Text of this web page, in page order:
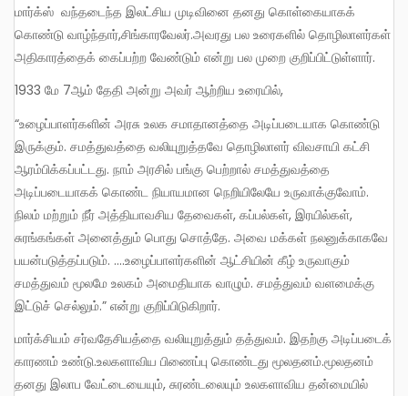
மார்க்ஸ் வந்தடைந்த இலட்சிய முடிவினை தனது கொள்கையாகக்
கொண்டு வாழ்ந்தார்,சிங்காரவேலர்.அவரது பல உரைகளில் தொழிலாளர்கள்
அதிகாரத்தைக் கைப்பற்ற வேண்டும் என்று பல முறை குறிப்பிட்டுள்ளார்.
1933 மே 7ஆம் தேதி அன்று அவர் ஆற்றிய உரையில்,
“உழைப்பாளர்களின் அரசு உலக சமாதானத்தை அடிப்படையாக கொண்டு
இருக்கும். சமத்துவத்தை வலியுறுத்தவே தொழிலாளர் விவசாயி கட்சி
ஆரம்பிக்கப்பட்டது. நாம் அரசில் பங்கு பெற்றால் சமத்துவத்தை
அடிப்படையாகக் கொண்ட நியாயமான நெறியிலேயே உருவாக்குவோம்.
நிலம் மற்றும் நீர் அத்தியாவசிய தேவைகள், கப்பல்கள், இரயில்கள்,
சுரங்கங்கள் அனைத்தும் பொது சொத்தே. அவை மக்கள் நலனுக்காகவே
பயன்படுத்தப்படும். ….உழைப்பாளர்களின் ஆட்சியின் கீழ் உருவாகும்
சமத்துவம் மூலமே உலகம் அமைதியாக வாழும். சமத்துவம் வளமைக்கு
இட்டுச் செல்லும்.” என்று குறிப்பிடுகிறார்.
மார்க்சியம் சர்வதேசியத்தை வலியுறுத்தும் தத்துவம். இதற்கு அடிப்படைக்
காரணம் உண்டு.உலகளாவிய பிணைப்பு கொண்டது மூலதனம்.மூலதனம்
தனது இலாப வேட்டையையும், சுரண்டலையும் உலகளாவிய தன்மையில்